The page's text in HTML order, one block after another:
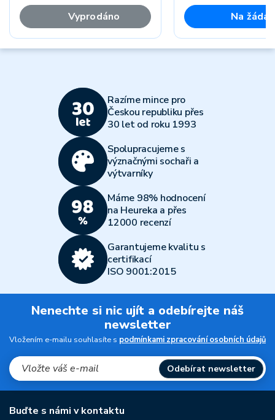
Vyprodáno Na
Razíme mince pro
Českou republiku přes
30 let od roku 1993
Spolupracujeme s
význačnými sochaři a
výtvarníky
Máme 98% hodnocení
na Heureka a přes
12000 recenzí
Garantujeme kvalitu s
certifikací
ISO 9001:2015
Nenechte si nic ujít a odebírejte náš
newsletter
Vložením e-mailu souhlasíte s podmínkami zpracování osobních údajů
Odebírat newsletter
Buďte s námi v kontaktu